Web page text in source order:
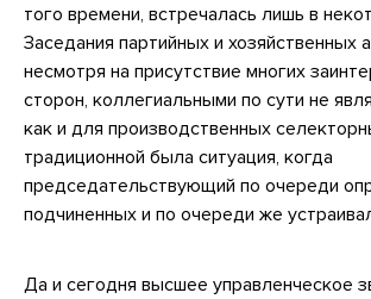
того времени, встречалась лишь в
Заседания партийных и хозяйственных
несмотря на присутствие многих
сторон, коллегиальными по сути не
как и для производственных
традиционной была ситуация, когда
председательствующий по очереди
подчиненных и по очереди же
Да и сегодня высшее управленческое